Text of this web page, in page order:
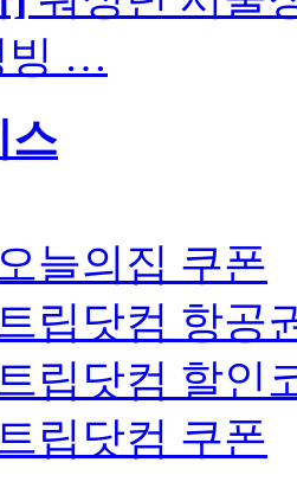
빙 …
스
오늘의집 쿠폰
립닷컴 항공
립닷컴 할인
립닷컴 쿠폰